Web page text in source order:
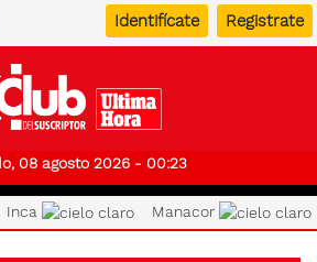
Identifícate Registrate
08 agosto 2026 - 00:23
Inca Manacor